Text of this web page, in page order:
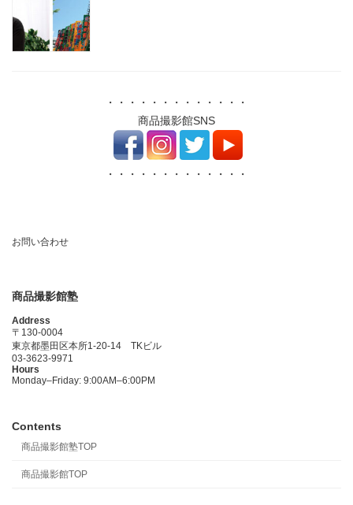
・・・・・・・・・・・・・
商品撮影館SNS
・・・・・・・・・・・・・
お問い合わせ
商品撮影館塾
Address
〒130-0004
東京都墨田区本所1-20-14 TKビル
03-3623-9971
Hours
Monday–Friday: 9:00AM–6:00PM
Contents
商品撮影館塾TOP
商品撮影館TOP